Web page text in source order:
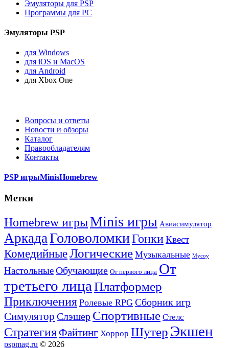
Эмуляторы для PSP
Программы для PC
Эмуляторы PSP
для Windows
для iOS и MacOS
для Android
для Xbox One
Вопросы и ответы
Новости и обзоры
Каталог
Правообладателям
Контакты
PSP игрыMinisHomebrew
Метки
Homebrew игрыMinis игры Авиасимулятор
АркадаГоловоломкиГонкиКвест
КомедийныеЛогические Музыкальные Мусоу
НастольныеОбучающие От первого лица От
третьего лица Платформер
Приключения Ролевые RPG Сборник игр
Симулятор Слэшер Спортивные Стелс
СтратегияФайтинг Хоррор Шутер Экшен
pspmag.ru © 2026